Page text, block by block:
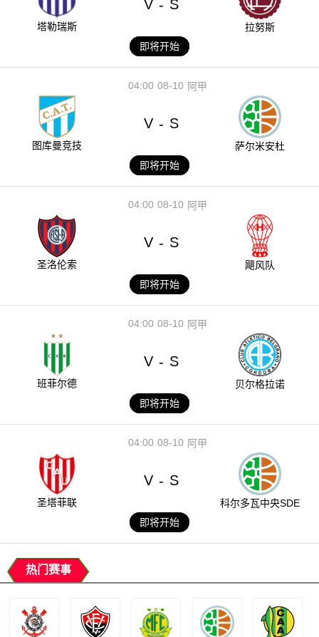
塔勒瑞斯
V - S
拉努斯
即将开始
08-10
04:00 阿甲
图库曼竞技
V - S
萨尔米安杜
即将开始
08-10
04:00 阿甲
圣洛伦索
V - S
飓风队
即将开始
08-10
04:00 阿甲
班菲尔德
V - S
贝尔格拉诺
即将开始
08-10
04:00 阿甲
圣塔菲联
V - S
科尔多瓦中央SDE
即将开始
热门赛事